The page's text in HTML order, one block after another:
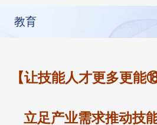
教育
【让技能人才更多更能⑱
立足产业需求推动技